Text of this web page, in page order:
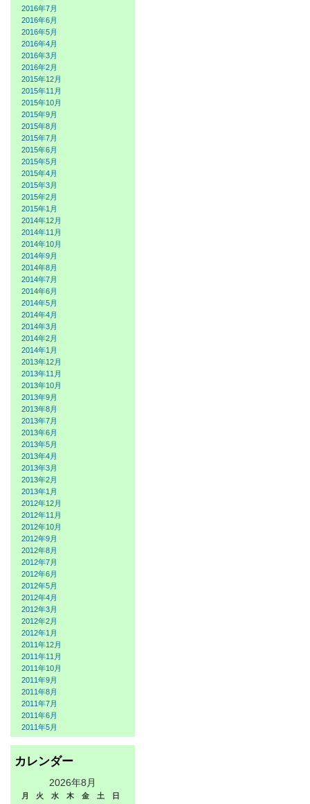
2016年7月
2016年6月
2016年5月
2016年4月
2016年3月
2016年2月
2015年12月
2015年11月
2015年10月
2015年9月
2015年8月
2015年7月
2015年6月
2015年5月
2015年4月
2015年3月
2015年2月
2015年1月
2014年12月
2014年11月
2014年10月
2014年9月
2014年8月
2014年7月
2014年6月
2014年5月
2014年4月
2014年3月
2014年2月
2014年1月
2013年12月
2013年11月
2013年10月
2013年9月
2013年8月
2013年7月
2013年6月
2013年5月
2013年4月
2013年3月
2013年2月
2013年1月
2012年12月
2012年11月
2012年10月
2012年9月
2012年8月
2012年7月
2012年6月
2012年5月
2012年4月
2012年3月
2012年2月
2012年1月
2011年12月
2011年11月
2011年10月
2011年9月
2011年8月
2011年7月
2011年6月
2011年5月
カレンダー
2026年8月
月 火 水 木 金 土
日